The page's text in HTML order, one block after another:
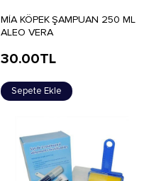
MİA KÖPEK ŞAMPUAN 250 ML
ALEO VERA
30.00TL
Sepete Ekle